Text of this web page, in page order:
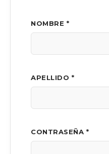
NOMBRE *
APELLIDO *
CONTRASEÑA *